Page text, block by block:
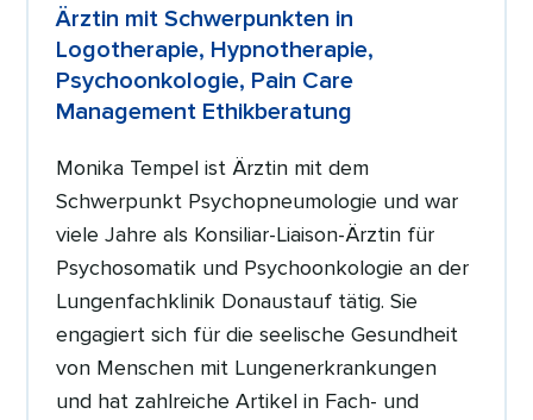
Ärztin mit Schwerpunkten in
Logotherapie, Hypnotherapie,
Psychoonkologie, Pain Care
Management Ethikberatung
Monika Tempel ist Ärztin mit dem
Schwerpunkt Psychopneumologie und war
viele Jahre als Konsiliar-Liaison-Ärztin für
Psychosomatik und Psychoonkologie an der
Lungenfachklinik Donaustauf tätig. Sie
engagiert sich für die seelische Gesundheit
von Menschen mit Lungenerkrankungen
und hat zahlreiche Artikel in Fach- und